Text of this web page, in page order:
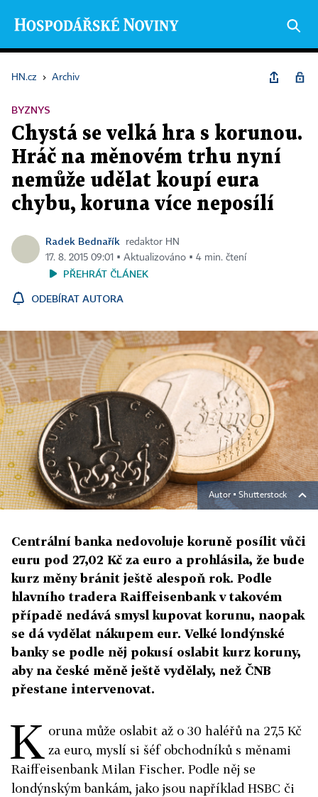
HN.cz › Archiv
BYZNYS
Chystá se velká hra s korunou.
Hráč na měnovém trhu nyní
nemůže udělat koupí eura
chybu, koruna více neposílí
Radek Bednařík
redaktor HN
17. 8. 2015 09:01 ▪ Aktualizováno ▪ 4 min. čtení
PŘEHRÁT ČLÁNEK
ODEBÍRAT AUTORA
Autor ▪ Shutterstock
Centrální banka nedovoluje koruně posílit vůči
euru pod 27,02 Kč za euro a prohlásila, že bude
kurz měny bránit ještě alespoň rok. Podle
hlavního tradera Raiffeisenbank v takovém
případě nedává smysl kupovat korunu, naopak
se dá vydělat nákupem eur. Velké londýnské
banky se podle něj pokusí oslabit kurz koruny,
aby na české měně ještě vydělaly, než ČNB
přestane intervenovat.
K oruna může oslabit až o 30 haléřů na 27,5 Kč
za euro, myslí si šéf obchodníků s měnami
Raiffeisenbank Milan Fischer. Podle něj se
londýnským bankám, jako jsou například HSBC či